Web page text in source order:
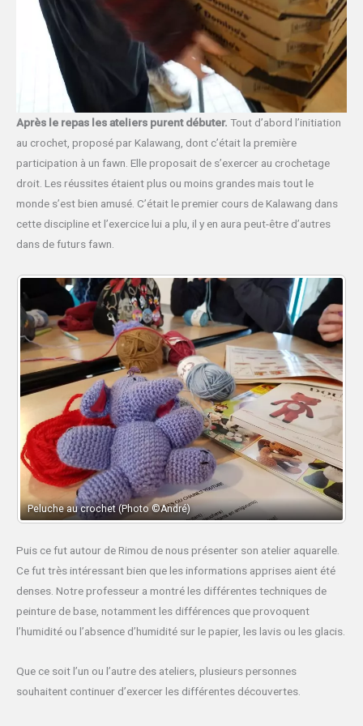
Après le repas les ateliers purent débuter. Tout d’abord l’initiation
au crochet, proposé par Kalawang, dont c’était la première
participation à un fawn. Elle proposait de s’exercer au crochetage
droit. Les réussites étaient plus ou moins grandes mais tout le
monde s’est bien amusé. C’était le premier cours de Kalawang dans
cette discipline et l’exercice lui a plu, il y en aura peut-être d’autres
dans de futurs fawn.
Peluche au crochet (Photo ©André)
Puis ce fut autour de Rimou de nous présenter son atelier aquarelle.
Ce fut très intéressant bien que les informations apprises aient été
denses. Notre professeur a montré les différentes techniques de
peinture de base, notamment les différences que provoquent
l’humidité ou l’absence d’humidité sur le papier, les lavis ou les glacis.
Que ce soit l’un ou l’autre des ateliers, plusieurs personnes
souhaitent continuer d’exercer les différentes découvertes.